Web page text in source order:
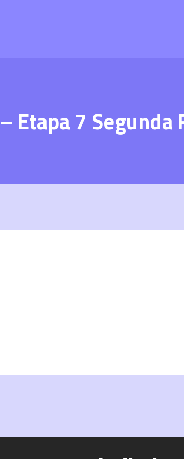
Etapa 7 Segunda